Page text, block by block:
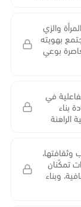
والزي
بهويته
بوعي
في
بناء
الراهنة
تمكّنان
وبناء